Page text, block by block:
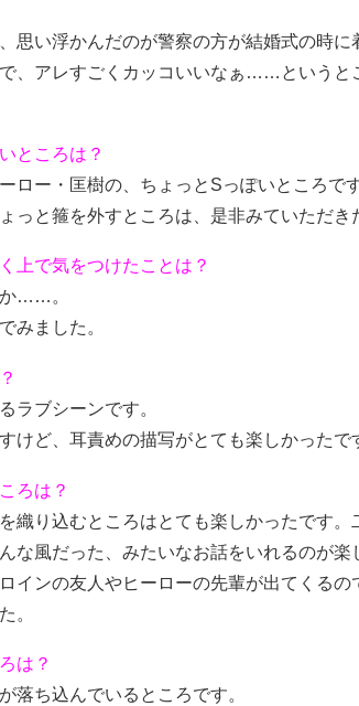
思い浮かんだのが警察の方が結婚式の時に
、アレすごくカッコいいなぁ……というと
ところは？
ロー・匡樹の、ちょっとSっぽいところです
っと箍を外すところは、是非みていただき
上で気をつけたことは？
……。
みました。
ラブシーンです。
けど、耳責めの描写がとても楽しかったで
ろは？
織り込むところはとても楽しかったです
な風だった、みたいなお話をいれるのが楽
インの友人やヒーローの先輩が出てくるの
。
は？
落ち込んでいるところです。